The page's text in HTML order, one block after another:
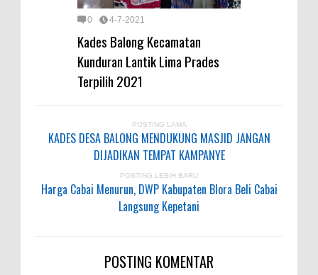
0 4-7-2021
Kades Balong Kecamatan
Kunduran Lantik Lima Prades
Terpilih 2021
POSTING LAMA
KADES DESA BALONG MENDUKUNG MASJID JANGAN
DIJADIKAN TEMPAT KAMPANYE
POSTING LEBIH BARU
Harga Cabai Menurun, DWP Kabupaten Blora Beli Cabai
Langsung Kepetani
POSTING KOMENTAR